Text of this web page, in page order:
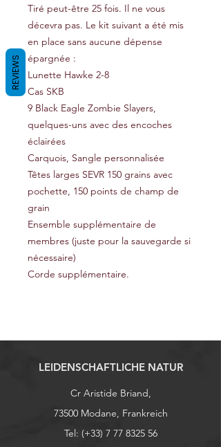
Tiré peut-être 25 fois. Il ne vous
décevra pas. Le kit suivant a été mis
en place sans aucune dépense
épargnée :
Lunette Hawke 2-8
Cas SKB
9 Black Eagle Zombie Slayers,
quelques-uns avec des encoches
éclairées
Carquois, Sangle personnalisée
Têtes larges SEVR 150 grains avec
pochette, 150 points de champ de
grain
Ensemble supplémentaire de
membres (juste pour la sauvegarde si
nécessaire)
Corde supplémentaire.
LEIDENSCHAFTLICHE NATUR
Cr Aristide Briand,
73500 Modane, Frankreich
Tel: (+33) 7 77 8325 56
REVIEWS